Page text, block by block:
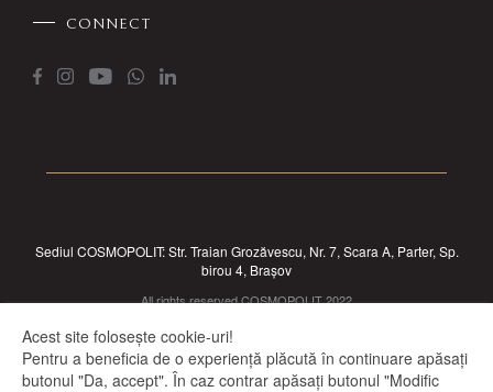
CONNECT
Sediul COSMOPOLIT: Str. Traian Grozăvescu, Nr. 7, Scara A, Parter, Sp.
birou 4, Brașov
All rights reserved COSMOPOLIT 2022
Acest site folosește cookie-uri!
Pentru a beneficia de o experiență plăcută în continuare apăsați
butonul "Da, accept". În caz contrar apăsați butonul "Modific